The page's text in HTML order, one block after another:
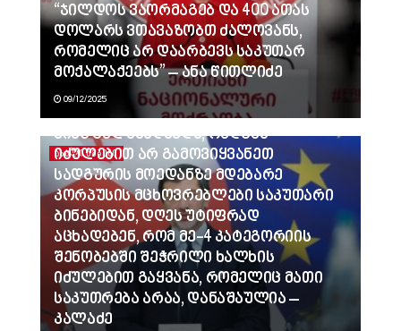
“ჯილდოს ვაორმაგებ და 400 ათას
დოლარს ვთავაზობთ ძალოვანს,
რომელიც არ დაარბევს საკუთარ
მოქალაქეებს” – ანა წითლიძე
09/12/2025
ᲐᲮᲐᲚᲘ ᲐᲛᲑᲔᲑᲘ
ვინც გვლანძღავდა, რადგან
იძულებით არ გამოვიყვანეთ
სადგურის მოედანზე მდებარე
კორპუსის მცხოვრებლები საკუთარი
ბინებიდან, დღეს უტიფრად
აცხადებენ, რომ მე-4 კატეგორიის
შენობებში შეჭრილი ხალხის
იძულებით გაყვანა, რომელიც მათი
საკუთრება არაა, დანაშაულია –
კალაძე